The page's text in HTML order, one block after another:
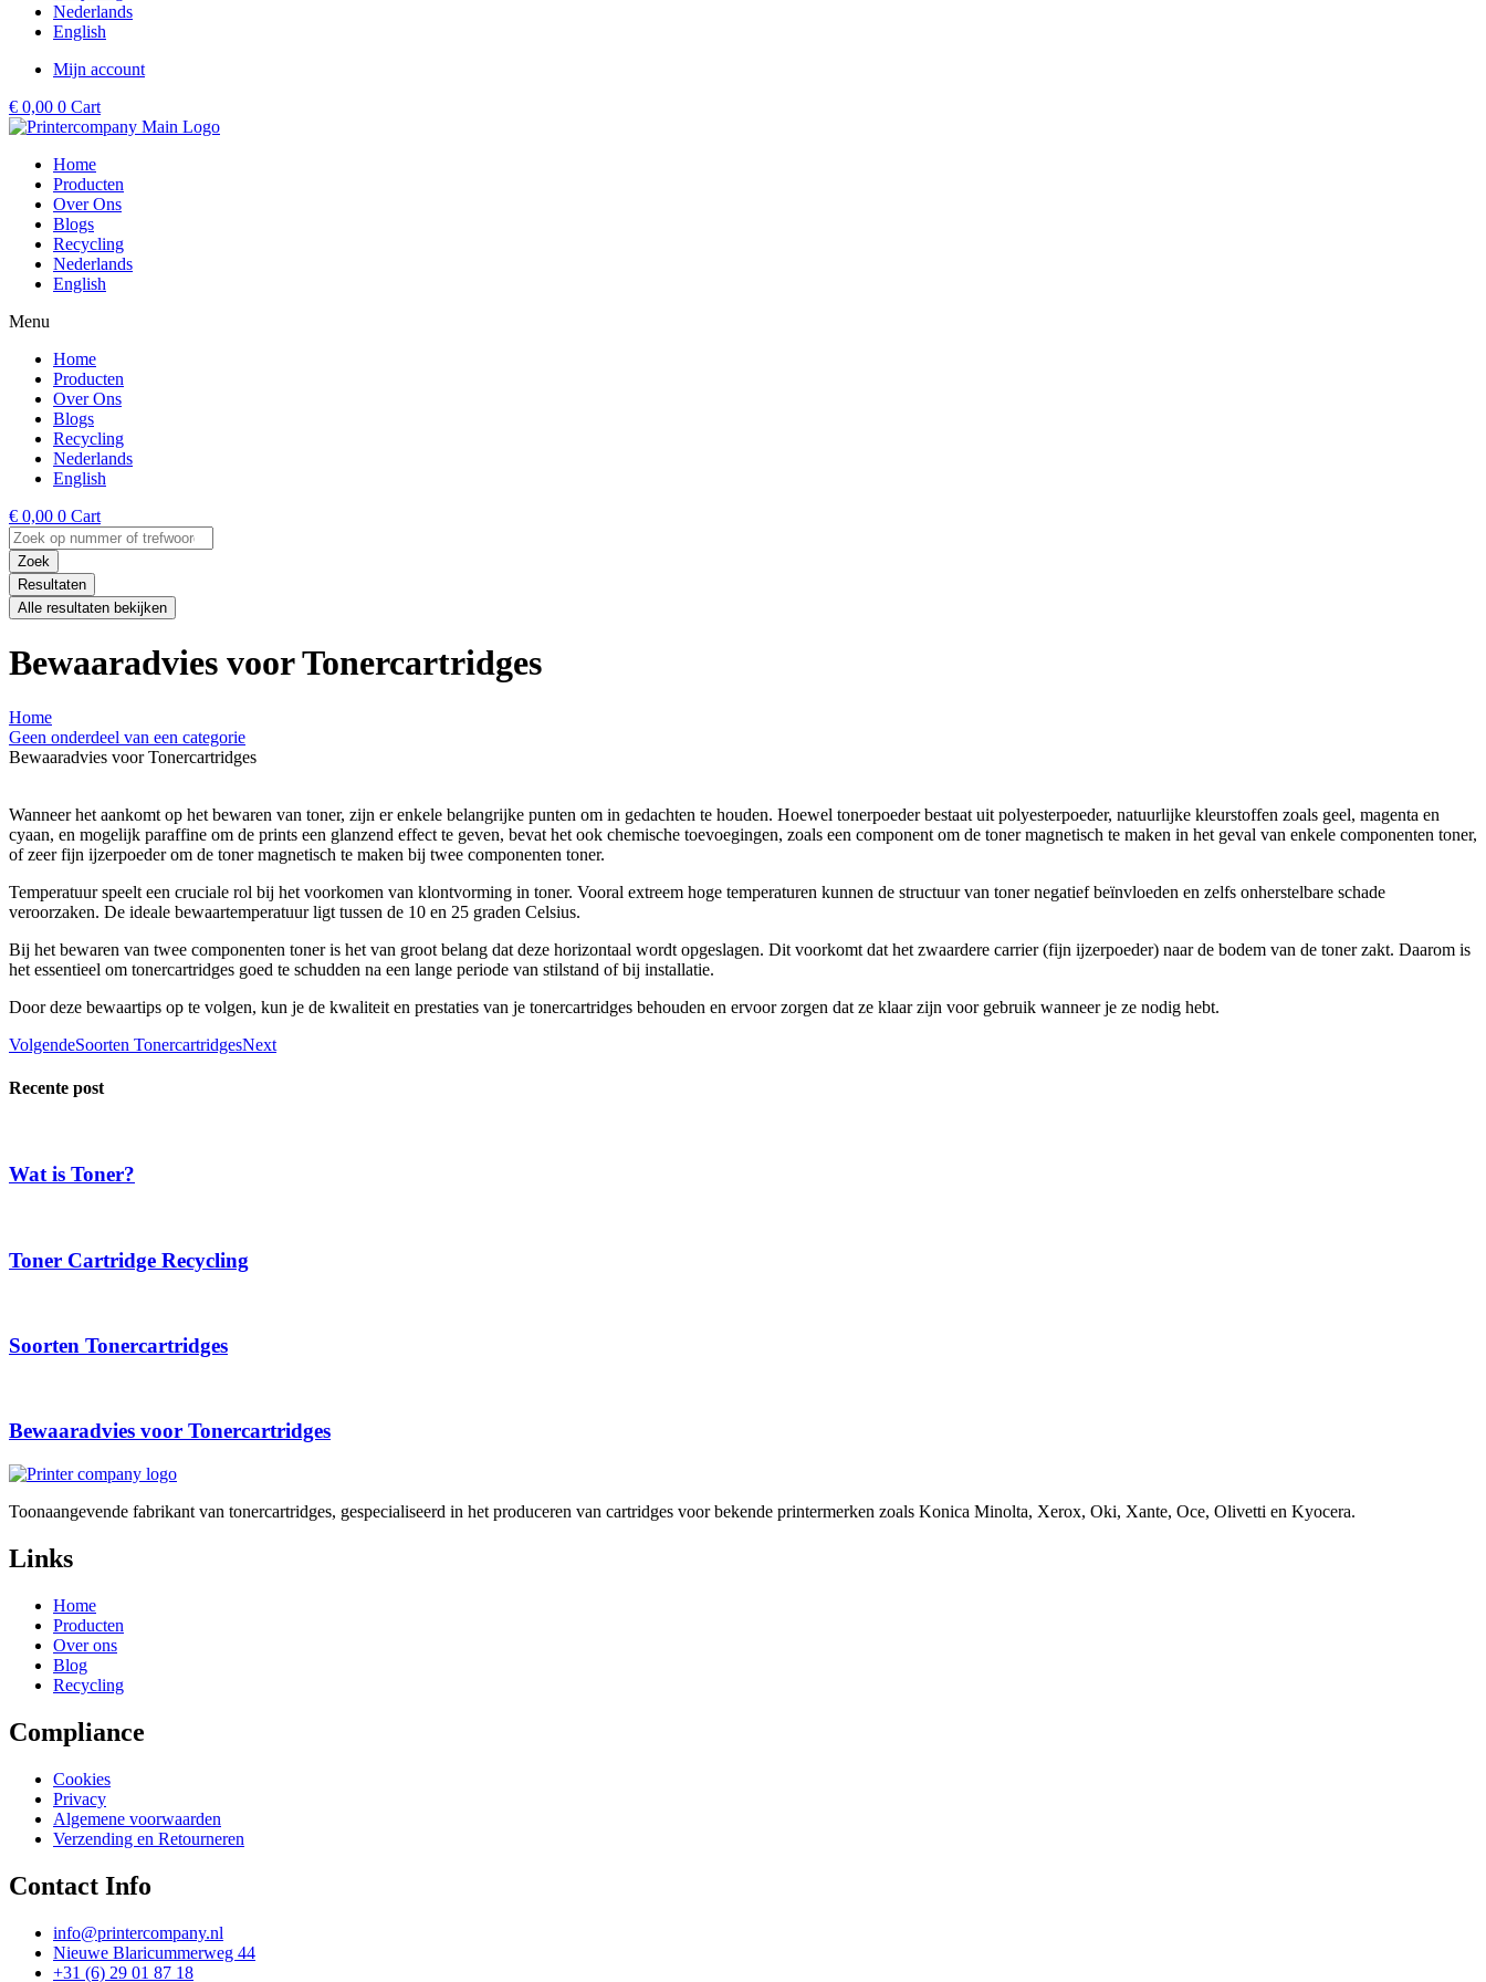
Nederlands
English
Mijn account
€ 0,00 0 Cart
Home
Producten
Over Ons
Blogs
Recycling
Nederlands
English
Menu
Home
Producten
Over Ons
Blogs
Recycling
Nederlands
English
€ 0,00 0 Cart
Search
...Zoek
Resultaten
Alle resultaten bekijken
Bewaaradvies voor Tonercartridges
Home
Geen onderdeel van een categorie
Bewaaradvies voor Tonercartridges
Wanneer het aankomt op het bewaren van toner, zijn er enkele belangrijke punten om in gedachten te houden. Hoewel tonerpoeder bestaat uit polyesterpoeder, natuurlijke kleurstoffen zoals geel, magenta en
cyaan, en mogelijk paraffine om de prints een glanzend effect te geven, bevat het ook chemische toevoegingen, zoals een component om de toner magnetisch te maken in het geval van enkele componenten toner,
of zeer fijn ijzerpoeder om de toner magnetisch te maken bij twee componenten toner.
Temperatuur speelt een cruciale rol bij het voorkomen van klontvorming in toner. Vooral extreem hoge temperaturen kunnen de structuur van toner negatief beïnvloeden en zelfs onherstelbare schade
veroorzaken. De ideale bewaartemperatuur ligt tussen de 10 en 25 graden Celsius.
Bij het bewaren van twee componenten toner is het van groot belang dat deze horizontaal wordt opgeslagen. Dit voorkomt dat het zwaardere carrier (fijn ijzerpoeder) naar de bodem van de toner zakt. Daarom is
het essentieel om tonercartridges goed te schudden na een lange periode van stilstand of bij installatie.
Door deze bewaartips op te volgen, kun je de kwaliteit en prestaties van je tonercartridges behouden en ervoor zorgen dat ze klaar zijn voor gebruik wanneer je ze nodig hebt.
VolgendeSoorten TonercartridgesNext
Recente post
Wat is Toner?
Toner Cartridge Recycling
Soorten Tonercartridges
Bewaaradvies voor Tonercartridges
Toonaangevende fabrikant van tonercartridges, gespecialiseerd in het produceren van cartridges voor bekende printermerken zoals Konica Minolta, Xerox, Oki, Xante, Oce, Olivetti en Kyocera.
Links
Home
Producten
Over ons
Blog
Recycling
Compliance
Cookies
Privacy
Algemene voorwaarden
Verzending en Retourneren
Contact Info
info@printercompany.nl
Nieuwe Blaricummerweg 44
+31 (6) 29 01 87 18